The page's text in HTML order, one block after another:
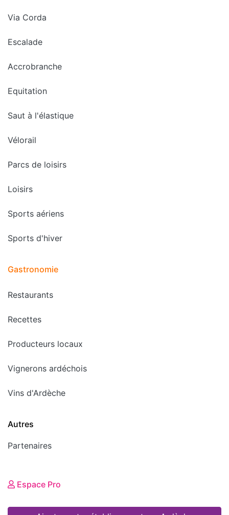
Via Corda
Escalade
Accrobranche
Equitation
Saut à l'élastique
Vélorail
Parcs de loisirs
Loisirs
Sports aériens
Sports d'hiver
Gastronomie
Restaurants
Recettes
Producteurs locaux
Vignerons ardéchois
Vins d'Ardèche
Autres
Partenaires
Espace Pro